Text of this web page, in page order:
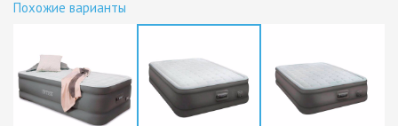
Похожие варианты